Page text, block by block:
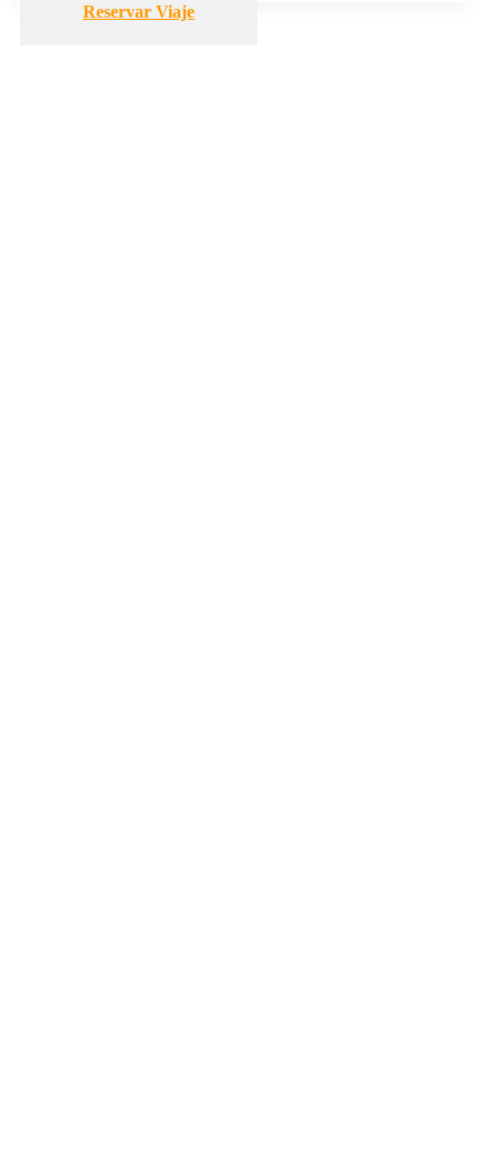
Reservar Viaje